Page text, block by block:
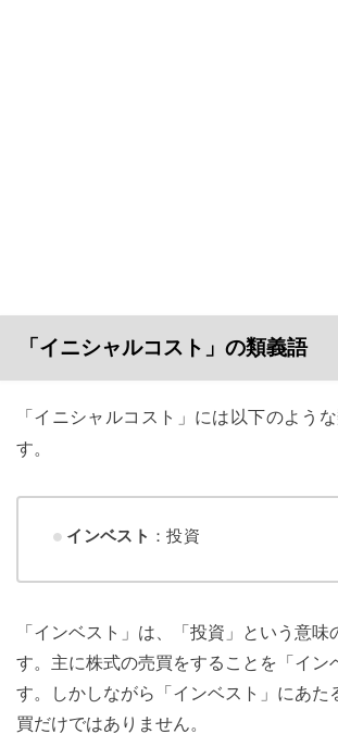
「イニシャルコスト」の類義語
「イニシャルコスト」には以下のよう
す。
インベスト ：投資
「インベスト」は、「投資」という意味
す。主に株式の売買をすることを「イン
す。しかしながら「インベスト」にあた
買だけではありません。